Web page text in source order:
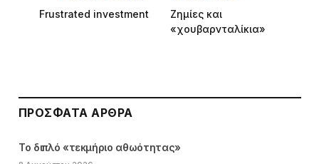
Frustrated investment
Ζημίες και
«χουβαρνταλίκια»
ΠΡΌΣΦΑΤΑ ΆΡΘΡΑ
Το διπλό «τεκμήριο αθωότητας»